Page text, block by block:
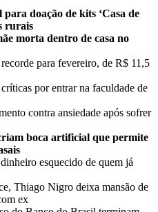
doação de kits ‘Casa de
rurais
morta dentro de casa no
para fevereiro, de R$ 11,5
por entrar na faculdade de
contra ansiedade após sofrer
boca artificial que permite
esquecido de quem já
Thiago Nigro deixa mansão de
ex